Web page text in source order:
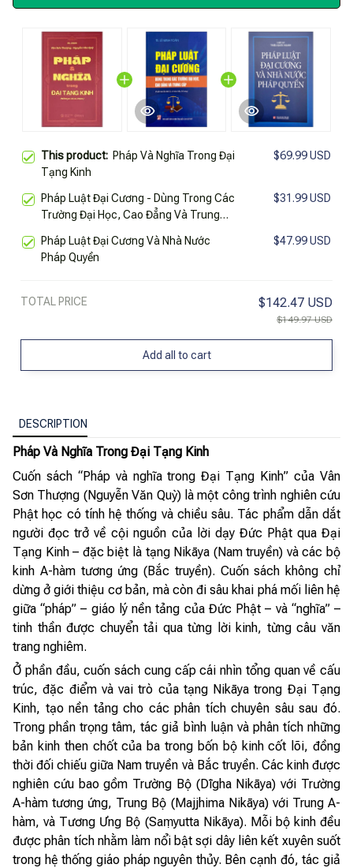
This product: Pháp Và Nghĩa Trong Đại
Tạng Kinh
$69.99 USD
Pháp Luật Đại Cương - Dùng Trong Các
Trường Đại Học, Cao Đẳng Và Trung
$31.99 USD
Pháp Luật Đại Cương Và Nhà Nước
Pháp Quyền
$47.99 USD
TOTAL PRICE $142.47 USD
$149.97 USD
Add all to cart
DESCRIPTION
Pháp Và Nghĩa Trong Đại Tạng Kinh
Cuốn sách “Pháp và nghĩa trong Đại Tạng Kinh” của Vân
Sơn Thượng (Nguyễn Văn Quỳ) là một công trình nghiên cứu
Phật học có tính hệ thống và chiều sâu. Tác phẩm dẫn dắt
người đọc trở về cội nguồn của lời dạy Đức Phật qua Đại
Tạng Kinh – đặc biệt là tạng Nikāya (Nam truyền) và các bộ
kinh A-hàm tương ứng (Bắc truyền). Cuốn sách không chỉ
dừng ở giới thiệu cơ bản, mà còn đi sâu khai phá mối liên hệ
giữa “pháp” – giáo lý nền tảng của Đức Phật – và “nghĩa” –
tinh thần được chuyển tải qua từng lời kinh, từng câu văn
trang nghiêm.
Ở phần đầu, cuốn sách cung cấp cái nhìn tổng quan về cấu
trúc, đặc điểm và vai trò của tạng Nikāya trong Đại Tạng
Kinh, tạo nền tảng cho các phân tích chuyên sâu sau đó.
Trong phần trọng tâm, tác giả bình luận và phân tích những
bản kinh then chốt của ba trong bốn bộ kinh cốt lõi, đồng
thời đối chiếu giữa Nam truyền và Bắc truyền. Các kinh được
nghiên cứu bao gồm Trường Bộ (Dīgha Nikāya) với Trường
A-hàm tương ứng, Trung Bộ (Majjhima Nikāya) với Trung A-
hàm, và Tương Ưng Bộ (Saṃyutta Nikāya). Mỗi bộ kinh đều
được phân tích nhằm làm nổi bật sợi dây liên kết xuyên suốt
trong hệ thống giáo pháp nguyên thủy. Bên cạnh đó, tác giả